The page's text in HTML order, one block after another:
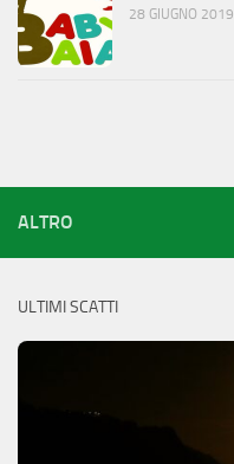
28 GIUGNO 2019
ALTRO
ULTIMI SCATTI